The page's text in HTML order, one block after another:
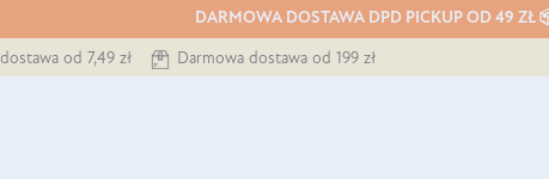
DARMOWA DOSTAWA DPD PICKUP OD 49 ZŁ
od 7,49 zł Darmowa dostawa od 199 zł